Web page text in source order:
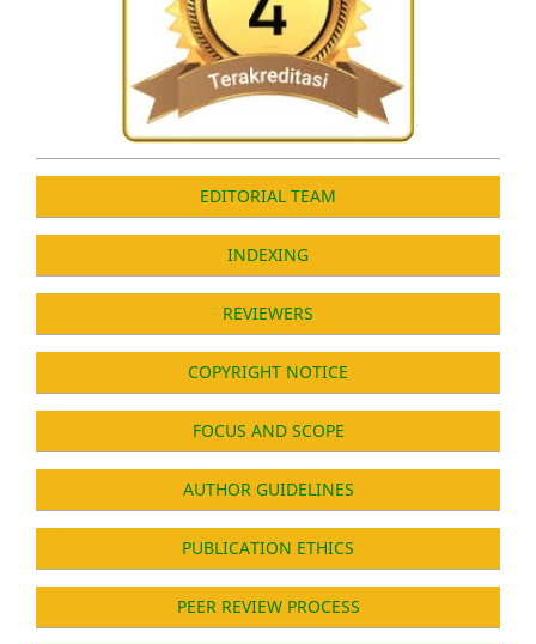
EDITORIAL TEAM
INDEXING
REVIEWERS
COPYRIGHT NOTICE
FOCUS AND SCOPE
AUTHOR GUIDELINES
PUBLICATION ETHICS
PEER REVIEW PROCESS